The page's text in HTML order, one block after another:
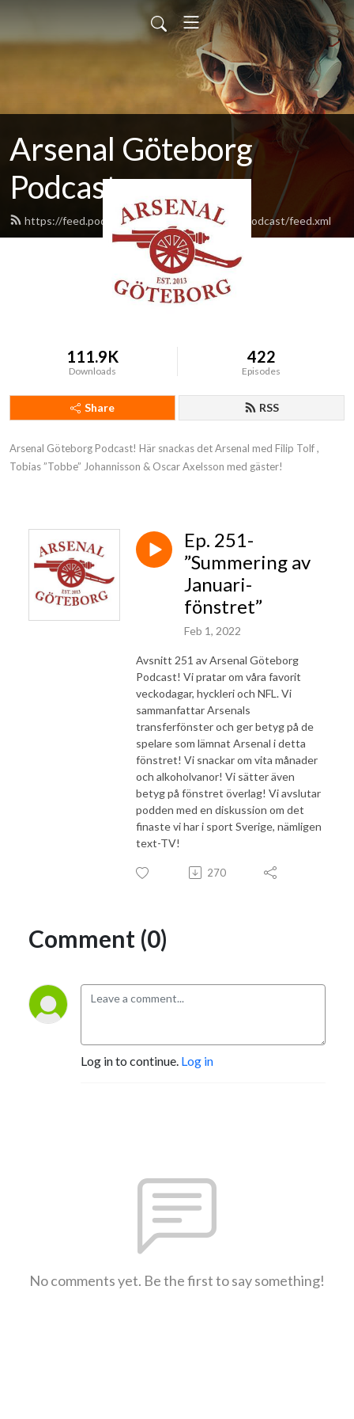
Arsenal Göteborg
Podcast
https://feed.podbean.com/ArsenalGoteborgPodcast/feed.xml
111.9K
Downloads
422
Episodes
Share RSS
Arsenal Göteborg Podcast! Här snackas det Arsenal med Filip Tolf ,
Tobias ”Tobbe” Johannisson & Oscar Axelsson med gäster!
Ep. 251-
”Summering av
Januari-
fönstret”
Feb 1, 2022
Avsnitt 251 av Arsenal Göteborg
Podcast! Vi pratar om våra favorit
veckodagar, hyckleri och NFL. Vi
sammanfattar Arsenals
transferfönster och ger betyg på de
spelare som lämnat Arsenal i detta
fönstret! Vi snackar om vita månader
och alkoholvanor! Vi sätter även
betyg på fönstret överlag! Vi avslutar
podden med en diskussion om det
finaste vi har i sport Sverige, nämligen
text-TV!
270
Comment (0)
Log in to continue. Log in
No comments yet. Be the first to say something!